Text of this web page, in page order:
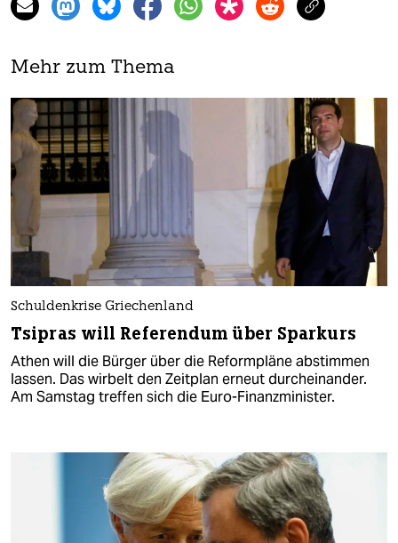
Mehr zum Thema
Schuldenkrise Griechenland
Tsipras will Referendum über Sparkurs
Athen will die Bürger über die Reformpläne abstimmen
lassen. Das wirbelt den Zeitplan erneut durcheinander.
Am Samstag treffen sich die Euro-Finanzminister.